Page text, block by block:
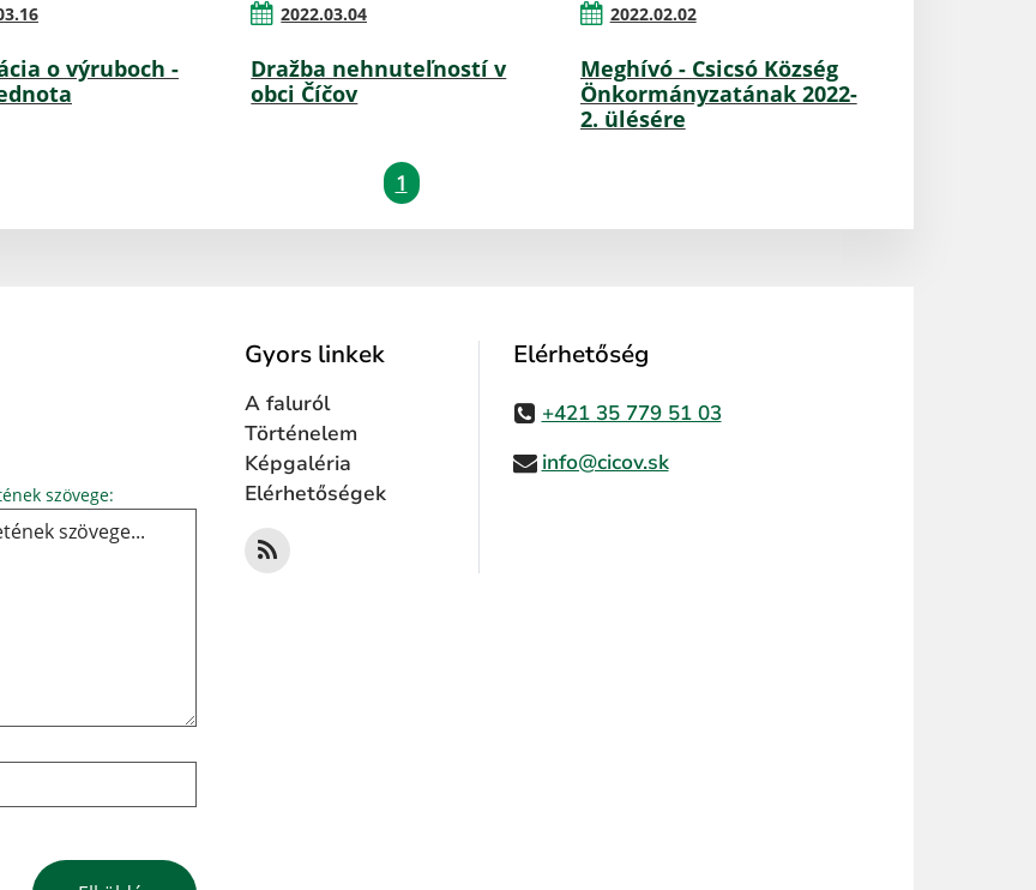
o výruboch -
2022.03.04
Dražba nehnuteľností v
obci Číčov
2022.02.02
Meghívó - Csicsó Község
Önkormányzatának 2022-
2. ülésére
1
szövege: Üzenetének szövege...
Google reCaptcha Response
Gyors linkek
A faluról
Történelem
Képgaléria
Elérhetőségek
Elérhetőség
+421 35 779 51 03
info@cicov.sk